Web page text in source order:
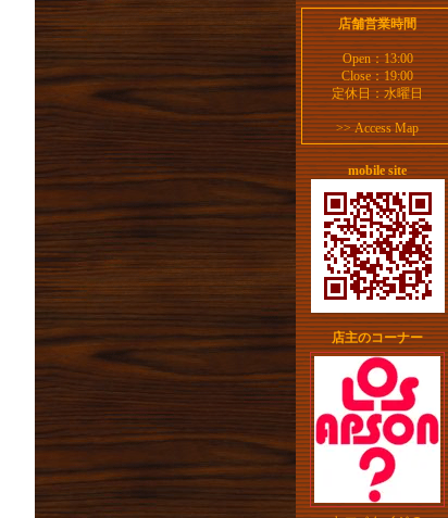
店舗営業時間
Open：13:00
Close：19:00
定休日：水曜日
>>Access Map
mobile site
店主のコーナー